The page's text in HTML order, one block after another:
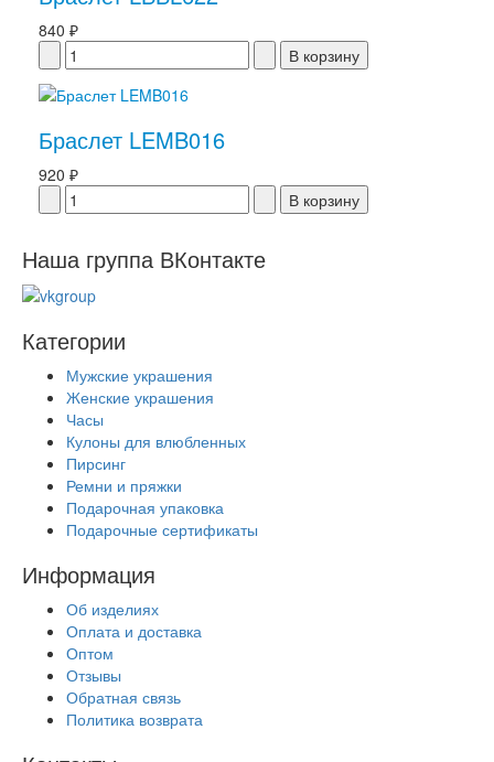
840 ₽
Браслет LEMB016
920 ₽
Наша группа ВКонтакте
Категории
Мужские украшения
Женские украшения
Часы
Кулоны для влюбленных
Пирсинг
Ремни и пряжки
Подарочная упаковка
Подарочные сертификаты
Информация
Об изделиях
Оплата и доставка
Оптом
Отзывы
Обратная связь
Политика возврата